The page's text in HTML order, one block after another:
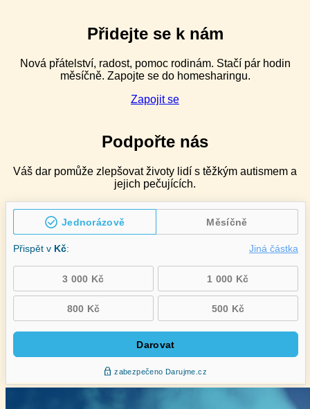
speciální
v ZŠ
speciálních
Přidejte se k nám
Nová přátelství, radost, pomoc rodinám. Stačí pár hodin
měsíčně. Zapojte se do homesharingu.
Zapojit se
Podpořte nás
Váš dar pomůže zlepšovat životy lidí s těžkým autismem a
jejich pečujících.